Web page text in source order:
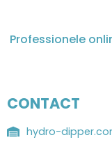
Professionele
CONTACT
hydro-